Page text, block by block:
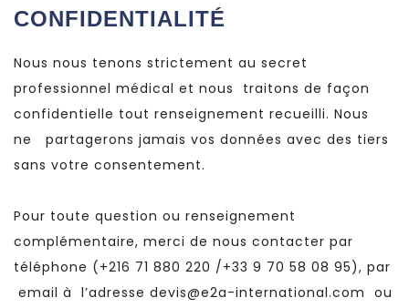
CONFIDENTIALITÉ
Nous nous tenons strictement au secret
professionnel médical et nous traitons de façon
confidentielle tout renseignement recueilli. Nous
ne partagerons jamais vos données avec des tiers
sans votre consentement.
Pour toute question ou renseignement
complémentaire, merci de nous contacter par
téléphone (+216 71 880 220 /+33 9 70 58 08 95), par
email à l’adresse devis@e2a-international.com ou